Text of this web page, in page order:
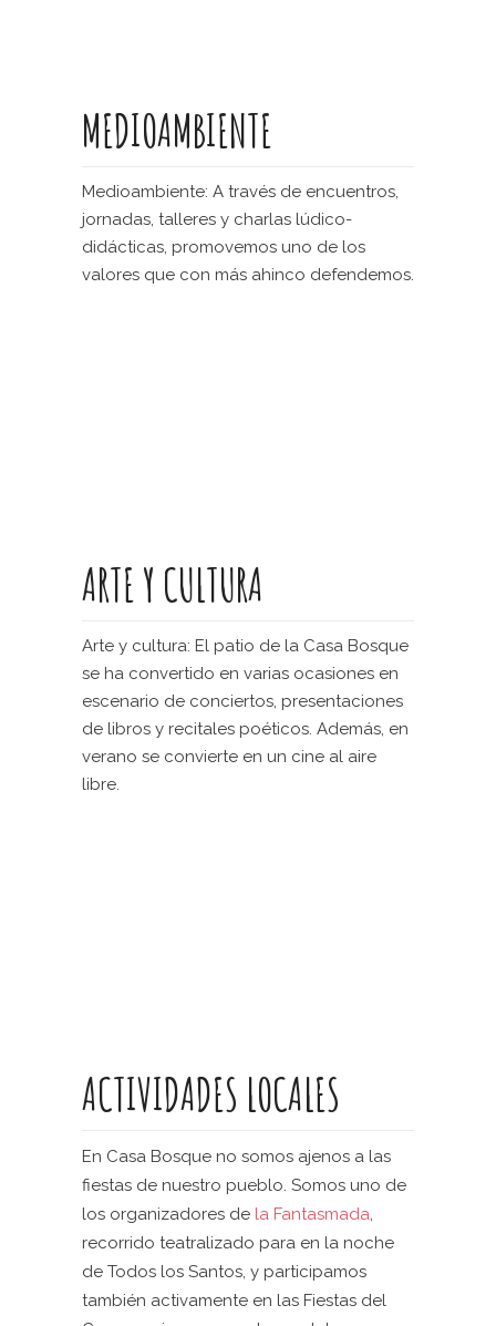
MEDIOAMBIENTE
Medioambiente: A través de encuentros,
jornadas, talleres y charlas lúdico-
didácticas, promovemos uno de los
valores que con más ahinco defendemos.
ARTE Y CULTURA
Arte y cultura: El patio de la Casa Bosque
se ha convertido en varias ocasiones en
escenario de conciertos, presentaciones
de libros y recitales poéticos. Además, en
verano se convierte en un cine al aire
libre.
ACTIVIDADES LOCALES
En Casa Bosque no somos ajenos a las
fiestas de nuestro pueblo. Somos uno de
los organizadores de la Fantasmada,
recorrido teatralizado para en la noche
de Todos los Santos, y participamos
también activamente en las Fiestas del